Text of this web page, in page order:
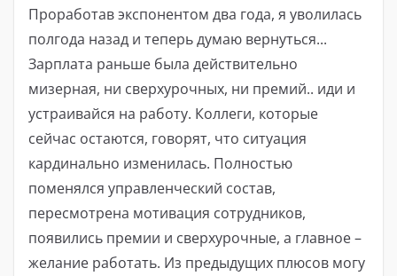
Проработав экспонентом два года, я уволилась
полгода назад и теперь думаю вернуться...
Зарплата раньше была действительно
мизерная, ни сверхурочных, ни премий.. иди и
устраивайся на работу. Коллеги, которые
сейчас остаются, говорят, что ситуация
кардинально изменилась. Полностью
поменялся управленческий состав,
пересмотрена мотивация сотрудников,
появились премии и сверхурочные, а главное –
желание работать. Из предыдущих плюсов могу